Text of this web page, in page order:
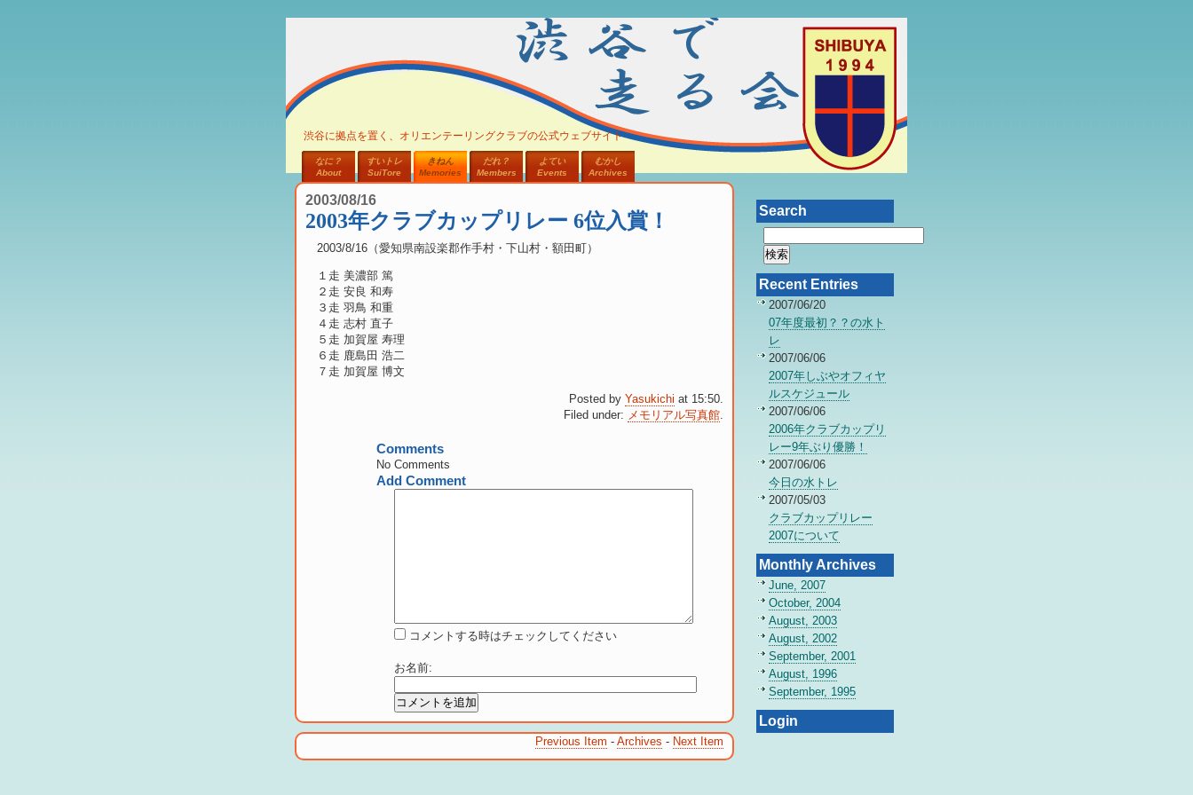
渋谷に拠点を置く、オリエンテーリングクラブの公式ウェブサイト
なに？
About
すいトレ
SuiTore
きねん
Memories
だれ？
Members
よてい
Events
むかし
Archives
2003/08/16
2003年クラブカップリレー 6位入賞！
2003/8/16（愛知県南設楽郡作手村・下山村・額田町）
１走 美濃部 篤
２走 安良 和寿
３走 羽鳥 和重
４走 志村 直子
５走 加賀屋 寿理
６走 鹿島田 浩二
７走 加賀屋 博文
Posted by Yasukichi at 15:50.
Filed under: メモリアル写真館.
Comments
No Comments
Add Comment
コメントする時はチェックしてください
お名前:
Previous Item - Archives - Next Item
Search
Recent Entries
2007/06/20
07年度最初？？の水ト
レ
2007/06/06
2007年しぶやオフィヤ
ルスケジュール
2007/06/06
2006年クラブカップリ
レー9年ぶり優勝！
2007/06/06
今日の水トレ
2007/05/03
クラブカップリレー
2007について
Monthly Archives
June, 2007
October, 2004
August, 2003
August, 2002
September, 2001
August, 1996
September, 1995
Login